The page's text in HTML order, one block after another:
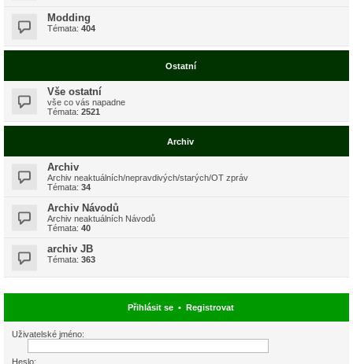
Modding
Témata: 404
Ostatní
Vše ostatní
vše co vás napadne
Témata: 2521
Archiv
Archiv
Archiv neaktuálních/nepravdivých/starých/OT zpráv
Témata: 34
Archiv Návodů
Archiv neaktuálních Návodů
Témata: 40
archiv JB
Témata: 363
Přihlásit se• Registrovat
Uživatelské jméno:
Heslo: